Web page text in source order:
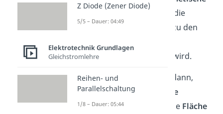
Flussdichte
für die
Fläche
, welche senkrecht zu den
Magnetfeld durchflossen wird.
ändert sich also immer dann,
wenn sich diemagnetische
Flussdichte
und/oder die Fläche
Z Diode (Zener Diode)
5/5 – Dauer: 04:49
Elektrotechnik Grundlagen
Gleichstromlehre
Reihen- und
Parallelschaltung
1/8 – Dauer: 05:44